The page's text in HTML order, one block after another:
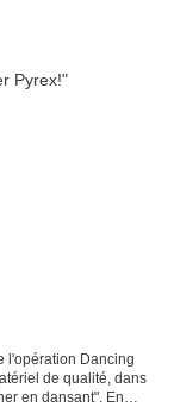
l'opération Dancing
de qualité, dans
en dansant". En